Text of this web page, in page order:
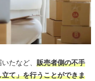
たなど、 販売者側の不手
て」を行うことができま